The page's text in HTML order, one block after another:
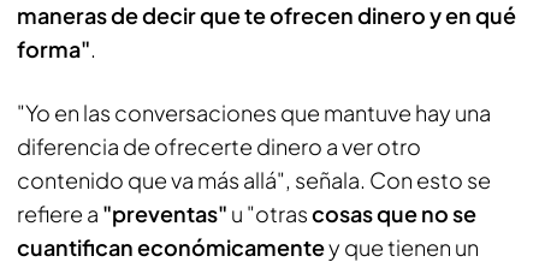
maneras de decir que te ofrecen dinero y en qué
forma".
"Yo en las conversaciones que mantuve hay una
diferencia de ofrecerte dinero a ver otro
contenido que va más allá", señala. Con esto se
refiere a "preventas" u "otrascosas que no se
cuantifican económicamentey que tienen un